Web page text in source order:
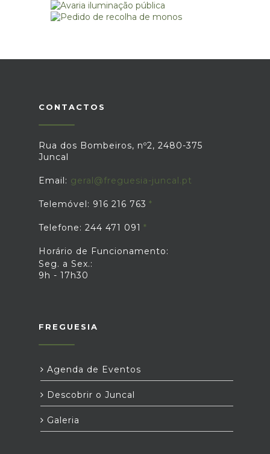
CONTACTOS
Rua dos Bombeiros, nº2, 2480-375
Juncal
Email: geral@freguesia-juncal.pt
Telemóvel: 916 216 763
Telefone: 244 471 091
Horário de Funcionamento:
Seg. a Sex.:
9h - 17h30
FREGUESIA
Agenda de Eventos
Descobrir o Juncal
Galeria